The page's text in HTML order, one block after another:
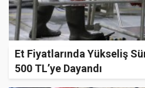
Et Fiyatlarında Yükseliş
500 TL’ye Dayandı